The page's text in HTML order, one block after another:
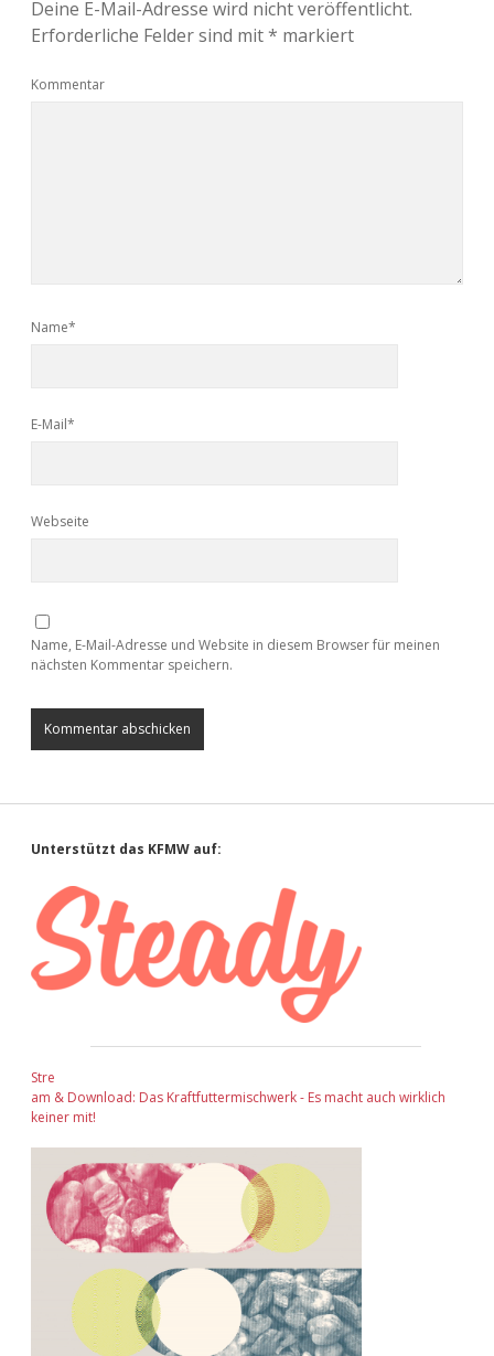
Deine E-Mail-Adresse wird nicht veröffentlicht.
Erforderliche Felder sind mit* markiert
Kommentar
Name*
E-Mail*
Webseite
Name, E-Mail-Adresse und Website in diesem Browser für meinen
nächsten Kommentar speichern.
Sidebar
Unterstützt das KFMW auf:
Stre
am & Download: Das Kraftfuttermischwerk - Es macht auch wirklich
keiner mit!